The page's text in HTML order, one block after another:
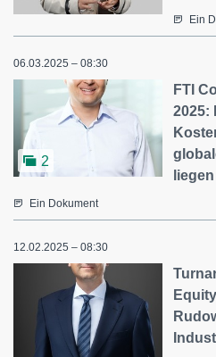
Ein
06.03.2025 – 08:30
2
FTI
2025:
Ein Dokument
12.02.2025 – 08:30